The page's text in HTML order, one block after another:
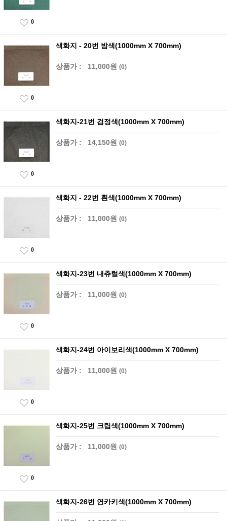
0
색화지 - 20번 밤색(1000mm X 700mm)
상품가 : 11,000원 (0)
0
색화지-21번 검정색(1000mm X 700mm)
상품가 : 14,150원 (0)
0
색화지 - 22번 흰색(1000mm X 700mm)
상품가 : 11,000원 (0)
0
색화지-23번 내츄럴색(1000mm X 700mm)
상품가 : 11,000원 (0)
0
색화지-24번 아이보리색(1000mm X 700mm)
상품가 : 11,000원 (0)
0
색화지-25번 크림색(1000mm X 700mm)
상품가 : 11,000원 (0)
0
색화지-26번 연카키색(1000mm X 700mm)